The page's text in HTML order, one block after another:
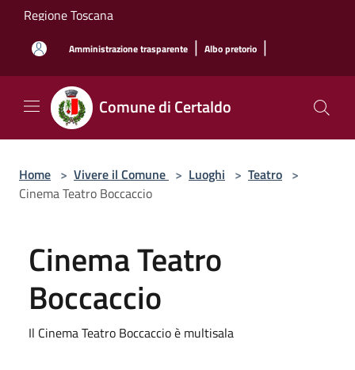
Salta al contenuto principale
Regione Toscana
Amministrazione trasparente | Albo pretorio |
Comune di Certaldo
Home > Vivere il Comune > Luoghi > Teatro >
Cinema Teatro Boccaccio
Cinema Teatro
Boccaccio
Il Cinema Teatro Boccaccio è multisala